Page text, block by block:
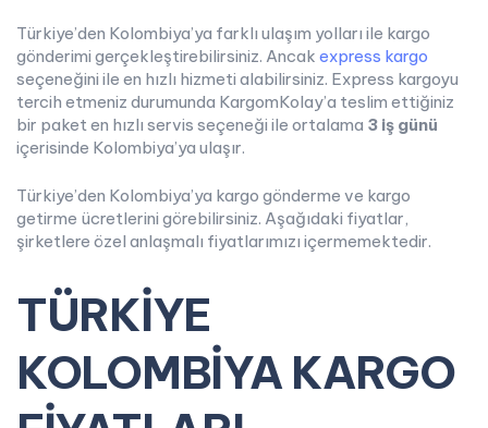
Türkiye’den Kolombiya’ya farklı ulaşım yolları ile kargo
gönderimi gerçekleştirebilirsiniz. Ancak express kargo
seçeneğini ile en hızlı hizmeti alabilirsiniz. Express kargoyu
tercih etmeniz durumunda KargomKolay’a teslim ettiğiniz
bir paket en hızlı servis seçeneği ile ortalama 3 iş günü
içerisinde Kolombiya’ya ulaşır.
Türkiye’den Kolombiya’ya kargo gönderme ve kargo
getirme ücretlerini görebilirsiniz. Aşağıdaki fiyatlar,
şirketlere özel anlaşmalı fiyatlarımızı içermemektedir.
TÜRKİYE
KOLOMBİYA KARGO